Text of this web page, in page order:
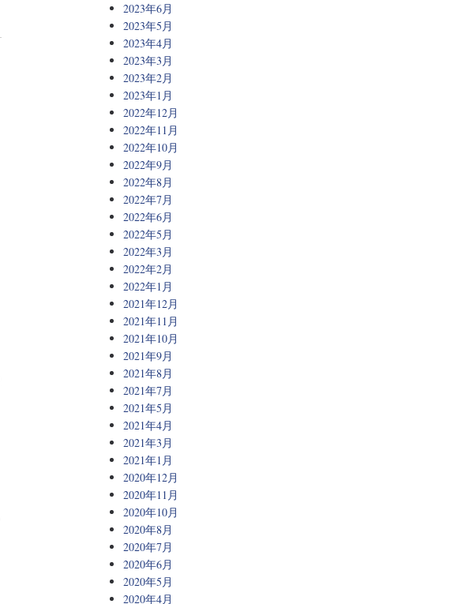
2023年6月
2023年5月
2023年4月
2023年3月
2023年2月
2023年1月
2022年12月
2022年11月
2022年10月
2022年9月
2022年8月
2022年7月
2022年6月
2022年5月
2022年3月
2022年2月
2022年1月
2021年12月
2021年11月
2021年10月
2021年9月
2021年8月
2021年7月
2021年5月
2021年4月
2021年3月
2021年1月
2020年12月
2020年11月
2020年10月
2020年8月
2020年7月
2020年6月
2020年5月
2020年4月